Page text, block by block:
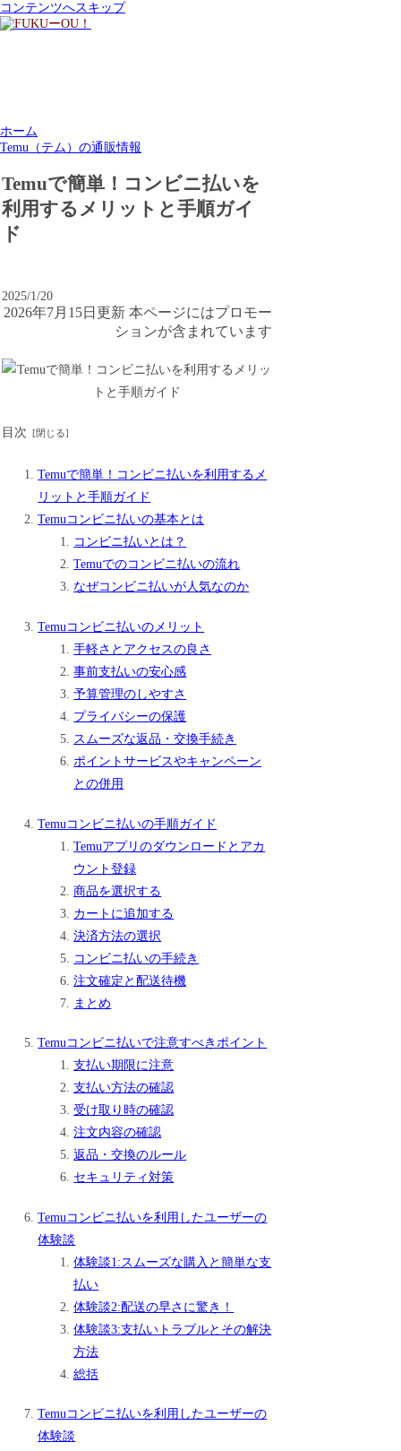
コンテンツへスキップ
ホーム
Temu（テム）の通販情報
Temuで簡単！コンビニ払いを
利用するメリットと手順ガイ
ド
2025/1/20
2026年7月15日更新 本ページにはプロモー
ションが含まれています
目次
Temuで簡単！コンビニ払いを利用するメ
リットと手順ガイド
Temuコンビニ払いの基本とは
コンビニ払いとは？
Temuでのコンビニ払いの流れ
なぜコンビニ払いが人気なのか
Temuコンビニ払いのメリット
手軽さとアクセスの良さ
事前支払いの安心感
予算管理のしやすさ
プライバシーの保護
スムーズな返品・交換手続き
ポイントサービスやキャンペーン
との併用
Temuコンビニ払いの手順ガイド
Temuアプリのダウンロードとアカ
ウント登録
商品を選択する
カートに追加する
決済方法の選択
コンビニ払いの手続き
注文確定と配送待機
まとめ
Temuコンビニ払いで注意すべきポイント
支払い期限に注意
支払い方法の確認
受け取り時の確認
注文内容の確認
返品・交換のルール
セキュリティ対策
Temuコンビニ払いを利用したユーザーの
体験談
体験談1:スムーズな購入と簡単な支
払い
体験談2:配送の早さに驚き！
体験談3:支払いトラブルとその解決
方法
総括
Temuコンビニ払いを利用したユーザーの
体験談